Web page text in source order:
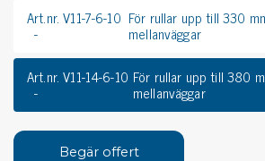
Art.nr. V11-7-6-10 För rullar upp till 330
mellanväggar
Art.nr. V11-14-6-10 För rullar upp till 380
mellanväggar
Begär offert